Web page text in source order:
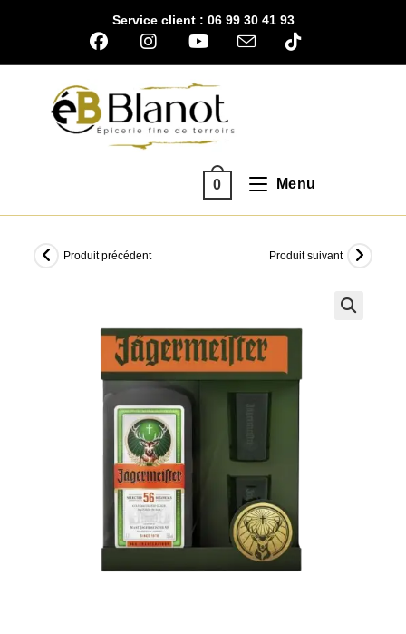
Service client : 06 99 30 41 93
0 Menu
Produit précédent Produit suivant